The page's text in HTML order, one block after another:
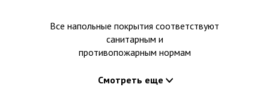
Все напольные покрытия соответствуют
санитарным и
противопожарным нормам
Смотреть еще